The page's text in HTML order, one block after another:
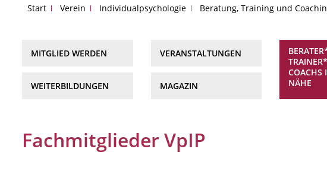
Start Verein Individualpsychologie Beratung, Training und
MITGLIED WERDEN
WEITERBILDUNGEN
VERANSTALTUNGEN
MAGAZIN
COACHS
NÄHE
Fachmitglieder VpIP